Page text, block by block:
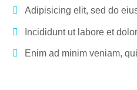
Adipisicing elit, sed do
Incididunt ut labore et
Enim ad minim veniam,